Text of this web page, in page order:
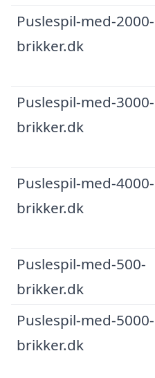
Puslespil-med-2000-
brikker.dk
Puslespil-med-3000-
brikker.dk
Puslespil-med-4000-
brikker.dk
Puslespil-med-500-
brikker.dk
Puslespil-med-5000-
brikker.dk